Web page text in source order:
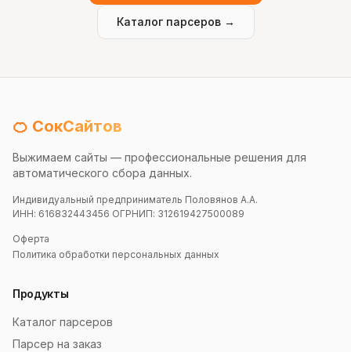
Каталог парсеров →
🍊 СокСайтов
Выжимаем сайты — профессиональные решения для
автоматического сбора данных.
Индивидуальный предприниматель Половянов А.А.
ИНН: 616832443456 ОГРНИП: 312619427500089
Оферта
Политика обработки персональных данных
Продукты
Каталог парсеров
Парсер на заказ